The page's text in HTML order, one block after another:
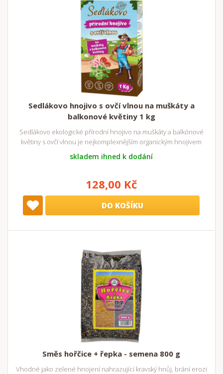
Sedlákovo hnojivo s ovčí vlnou na muškáty a
balkonové květiny 1 kg
Sedlákovo ekologické přírodní hnojivo na muškáty a balkónové
květiny s ovčí vlnou je nejkomplexnějším organickým hnojivem
skladem ihned k dodání
128,00 Kč
DO KOŠÍKU
Směs hořčice + řepka - semena 800 g
Vhodné jako zelené hnojení nahrazující kravský hnůj, brání erozi